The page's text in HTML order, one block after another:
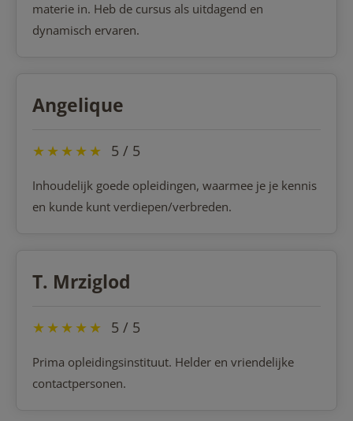
materie in. Heb de cursus als uitdagend en
dynamisch ervaren.
Angelique
★★★★★ 5 / 5
Inhoudelijk goede opleidingen, waarmee je je kennis
en kunde kunt verdiepen/verbreden.
T. Mrziglod
★★★★★ 5 / 5
Prima opleidingsinstituut. Helder en vriendelijke
contactpersonen.